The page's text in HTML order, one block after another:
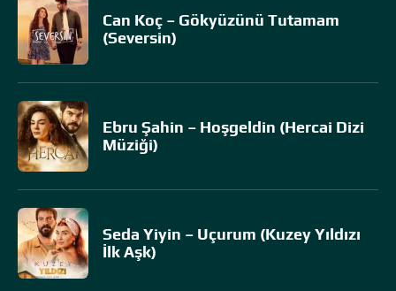
Can Koç – Gökyüzünü Tutamam
(Seversin)
Ebru Şahin – Hoşgeldin (Hercai Dizi
Müziği)
Seda Yiyin – Uçurum (Kuzey Yıldızı
İlk Aşk)